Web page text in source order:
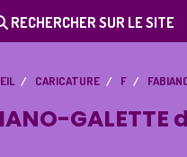
RECHERCHER SUR LE SITE
CARICATURE F
GALETTE